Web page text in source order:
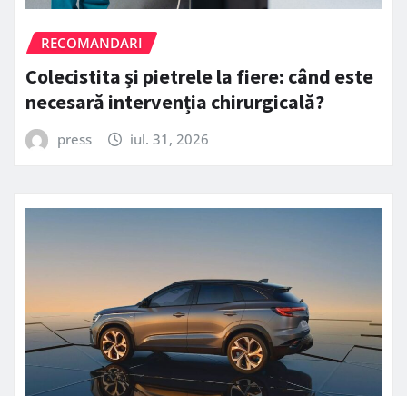
RECOMANDARI
Colecistita și pietrele la fiere: când este
necesară intervenția chirurgicală?
press iul. 31, 2026